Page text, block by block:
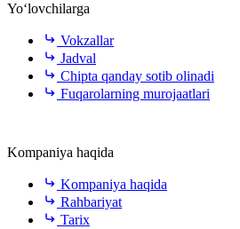
Yo‘lovchilarga
Vokzallar
Jadval
Chipta qanday sotib olinadi
Fuqarolarning murojaatlari
Kompaniya haqida
Kompaniya haqida
Rahbariyat
Tarix